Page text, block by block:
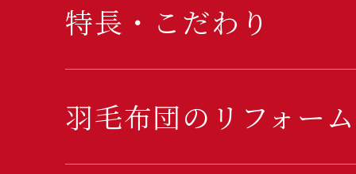
特長・こだわり
羽毛布団のリフォーム